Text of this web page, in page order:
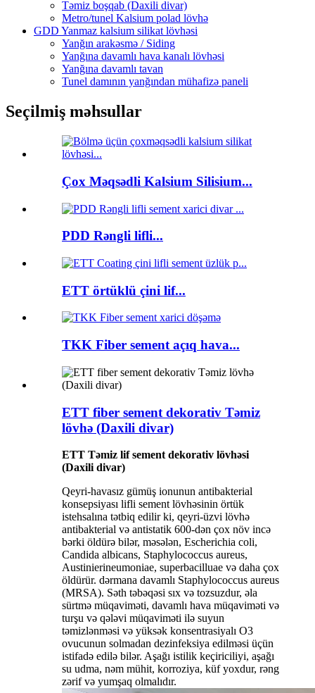
Təmiz boşqab (Daxili divar)
Metro/tunel Kalsium polad lövhə
GDD Yanmaz kalsium silikat lövhəsi
Yanğın arakəsmə / Siding
Yanğına davamlı hava kanalı lövhəsi
Yanğına davamlı tavan
Tunel damının yanğından mühafizə paneli
Seçilmiş məhsullar
Çox Məqsədli Kalsium Silisium...
PDD Rəngli lifli...
ETT örtüklü çini lif...
TKK Fiber sement açıq hava...
ETT fiber sement dekorativ Təmiz
lövhə (Daxili divar)
ETT Təmiz lif sement dekorativ lövhəsi
(Daxili divar)
Qeyri-havasız gümüş ionunun antibakterial
konsepsiyası lifli sement lövhəsinin örtük
istehsalına tətbiq edilir ki, qeyri-üzvi lövhə
antibakterial və antistatik 600-dən çox növ incə
bərki öldürə bilər, məsələn, Escherichia coli,
Candida albicans, Staphylococcus aureus,
Austinierineumoniae, superbacilluae və daha çox
öldürür. dərmana davamlı Staphylococcus aureus
(MRSA). Səth təbəqəsi sıx və tozsuzdur, əla
sürtmə müqaviməti, davamlı hava müqaviməti və
turşu və qələvi müqaviməti ilə suyun
təmizlənməsi və yüksək konsentrasiyalı O3
ovucunun solmadan dezinfeksiya edilməsi üçün
istifadə edilə bilər. Aşağı istilik keçiriciliyi, aşağı
su udma, nəm mühit, korroziya, küf yoxdur, rəng
zərif və yumşaq olmalıdır.